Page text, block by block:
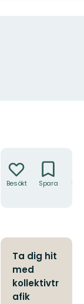
Besökt Spara
Ta dig hit
med
kollektivtr
afik